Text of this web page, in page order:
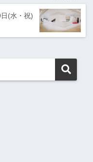
(水・祝)